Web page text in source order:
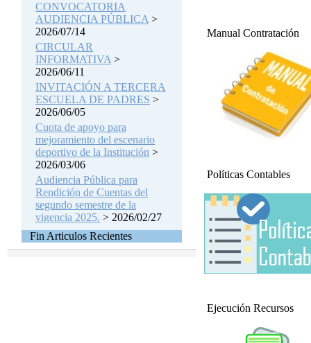
CONVOCATORIA
AUDIENCIA PÚBLICA >
2026/07/14
CIRCULAR
INFORMATIVA >
2026/06/11
INVITACIÓN A TERCERA
ESCUELA DE PADRES >
2026/06/05
Cuota de apoyo para
mejoramiento del escenario
deportivo de la Institución >
2026/03/06
Audiencia Pública para
Rendición de Cuentas del
segundo semestre de la
vigencia 2025. > 2026/02/27
Fin Articulos Recientes
Manual Contratación
Políticas Contables
Ejecución Recursos